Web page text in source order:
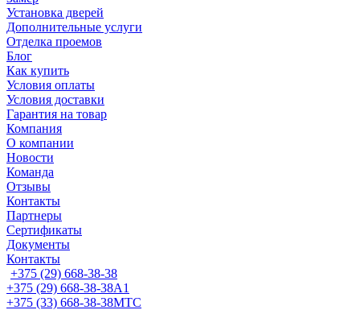
Установка дверей
Дополнительные услуги
Отделка проемов
Блог
Как купить
Условия оплаты
Условия доставки
Гарантия на товар
Компания
О компании
Новости
Команда
Отзывы
Контакты
Партнеры
Сертификаты
Документы
Контакты
+375 (29) 668-38-38
+375 (29) 668-38-38A1
+375 (33) 668-38-38МТС